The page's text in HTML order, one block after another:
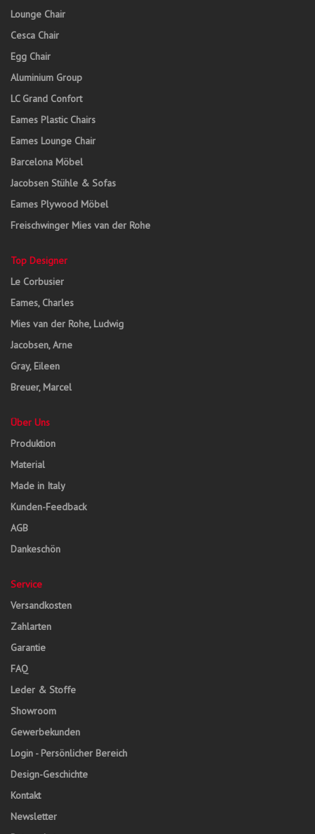
Lounge Chair
Cesca Chair
Egg Chair
Aluminium Group
LC Grand Confort
Eames Plastic Chairs
Eames Lounge Chair
Barcelona Möbel
Jacobsen Stühle & Sofas
Eames Plywood Möbel
Freischwinger Mies van der Rohe
Top Designer
Le Corbusier
Eames, Charles
Mies van der Rohe, Ludwig
Jacobsen, Arne
Gray, Eileen
Breuer, Marcel
Über Uns
Produktion
Material
Made in Italy
Kunden-Feedback
AGB
Dankeschön
Service
Versandkosten
Zahlarten
Garantie
FAQ
Leder & Stoffe
Showroom
Gewerbekunden
Login - Persönlicher Bereich
Design-Geschichte
Kontakt
Newsletter